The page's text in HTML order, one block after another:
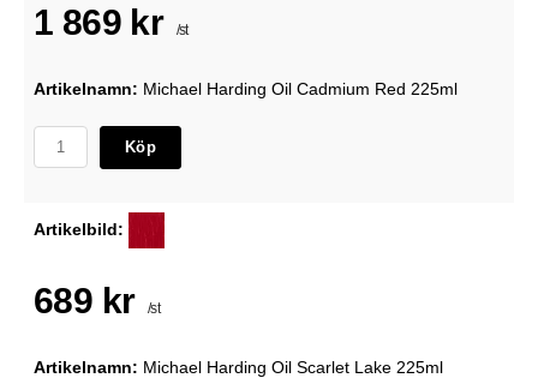
1 869 kr /st
Artikelnamn: Michael Harding Oil Cadmium Red 225ml
Köp
Artikelbild:
689 kr /st
Artikelnamn: Michael Harding Oil Scarlet Lake 225ml